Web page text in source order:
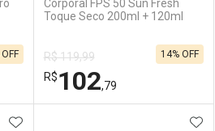
Ativar Desconto
Comprar sem Desconto
Por R$ 77,99/cada
Comprar sem Desconto
Por R$ 77,99/cada
Corporal FPS 50 Sun Fresh
Toque Seco 200ml + 120ml
R$ 119,99
R$102,79
14% OFF
ADICIONAR AOS FAVORITOS